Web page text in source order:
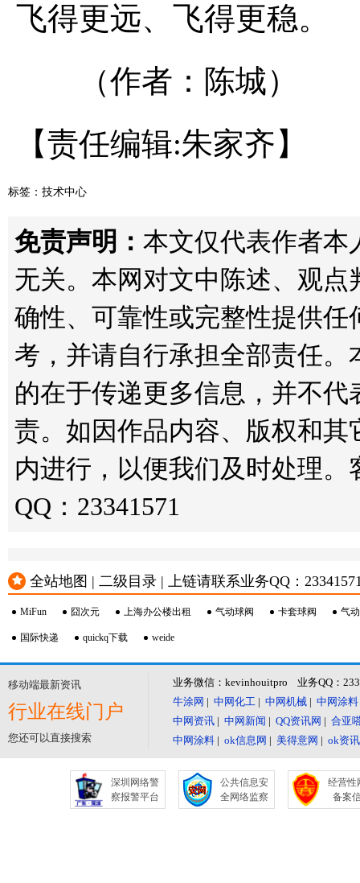
飞得更远、飞得更稳。
（作者：陈城）
【责任编辑:朱家齐】
标签： 技术中心
免责声明： 本文仅代表作者本
无关。本网对文中陈述、观
确性、可靠性或完整性提供
考，并请自行承担全部责任
的在于传递更多信息，并不
责。如因作品内容、版权和
内进行，以便我们及时处理。
QQ：23341571
全站地图 | 二级目录 | 上链请联系业务QQ：
MiFun 囧次元 上海办公楼出租 气动球阀 卡套球阀 气
国际快递 quickq下载 weide
移动端最新资讯
行业在线门户
您还可以直接搜索
业务微信：kevinhouitpro 业务QQ：
牛涂网 | 中网化工 | 中网机械 | 中网涂料
中网资讯 | 中网新闻 | QQ资讯网 | 合亚
中网涂料 | ok信息网 | 美得意网 | ok资
深圳网络警
察报警平台
公共信息安
全网络监察
经营性
备案